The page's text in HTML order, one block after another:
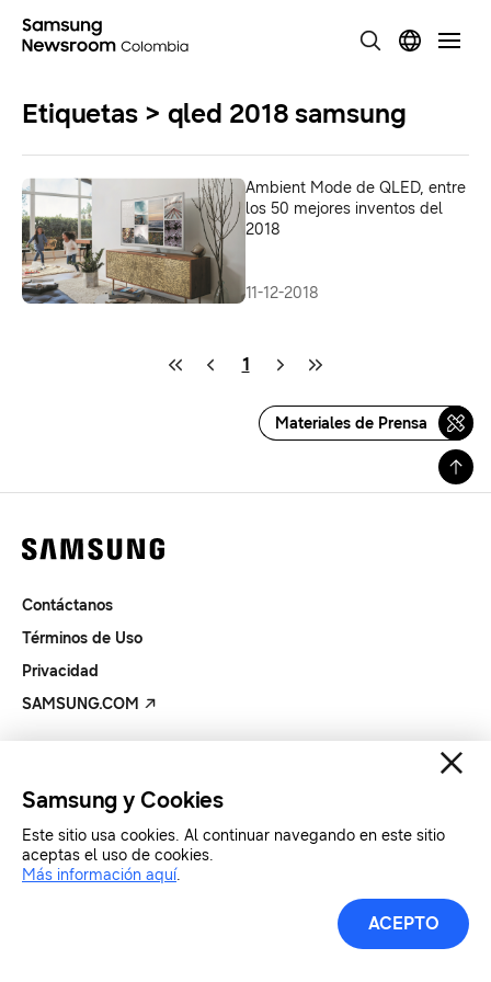
Etiquetas > qled 2018 samsung
Ambient Mode de QLED, entre
los 50 mejores inventos del
2018
11-12-2018
1
Materiales de Prensa
Contáctanos
Términos de Uso
Privacidad
SAMSUNG.COM
Samsung y Cookies
Este sitio usa cookies. Al continuar navegando en este sitio
aceptas el uso de cookies.
Más información aquí.
ACEPTO